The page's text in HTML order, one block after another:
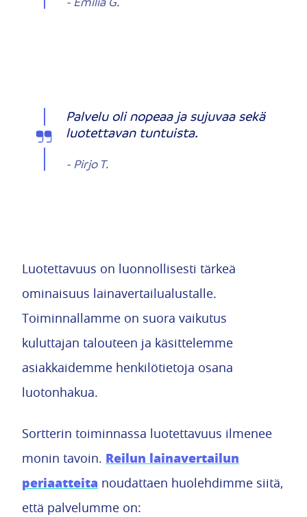
Palvelu oli nopeaa ja sujuvaa sekä
luotettavan tuntuista.
- Pirjo T.
Luotettavuus on luonnollisesti tärkeä
ominaisuus lainavertailualustalle.
Toiminnallamme on suora vaikutus
kuluttajan talouteen ja käsittelemme
asiakkaidemme henkilötietoja osana
luotonhakua.
Sortterin toiminnassa luotettavuus ilmenee
monin tavoin. Reilun lainavertailun
periaatteita noudattaen huolehdimme siitä,
että palvelumme on: